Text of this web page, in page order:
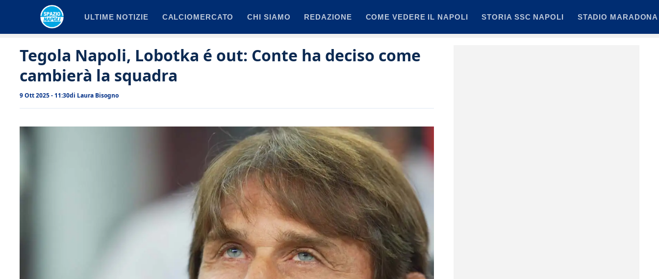
ULTIME NOTIZIE CALCIOMERCATO CHI SIAMO REDAZIONE COME VEDERE IL NAPOLI STORIA SSC NAPOLI STADIO MARADONA
Tegola Napoli, Lobotka é out: Conte ha deciso come
cambierà la squadra
9 Ott 2025 - 11:30di Laura Bisogno